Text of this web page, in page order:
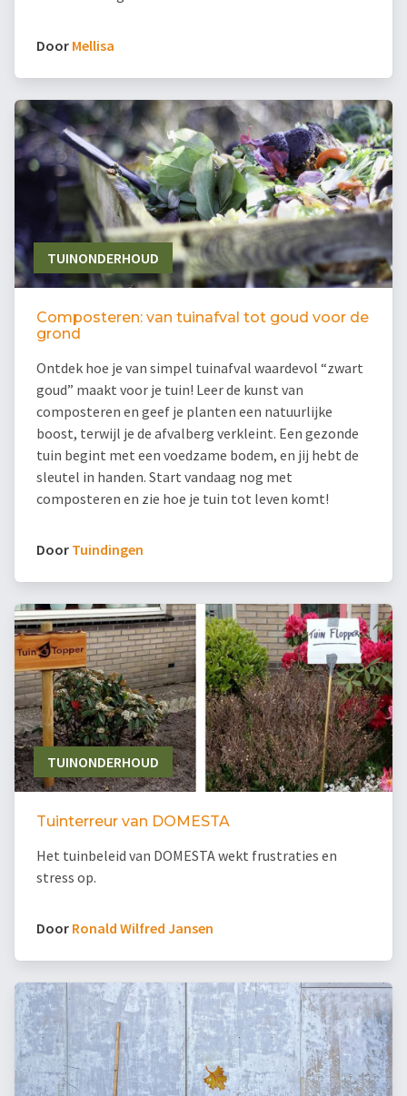
Door Mellisa
TUINONDERHOUD
Composteren: van tuinafval tot goud voor de
grond
Ontdek hoe je van simpel tuinafval waardevol “zwart
goud” maakt voor je tuin! Leer de kunst van
composteren en geef je planten een natuurlijke
boost, terwijl je de afvalberg verkleint. Een gezonde
tuin begint met een voedzame bodem, en jij hebt de
sleutel in handen. Start vandaag nog met
composteren en zie hoe je tuin tot leven komt!
Door Tuindingen
TUINONDERHOUD
Tuinterreur van DOMESTA
Het tuinbeleid van DOMESTA wekt frustraties en
stress op.
Door Ronald Wilfred Jansen